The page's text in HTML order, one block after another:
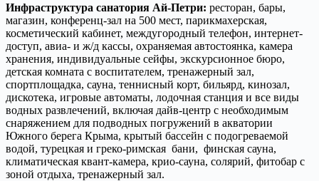
Инфраструктура санатория Ай-Петри: ресторан, бары,
магазин, конференц-зал на 500 мест, парикмахерская,
косметический кабинет, междугородный телефон, интернет-
доступ, авиа- и ж/д кассы, охраняемая автостоянка, камера
хранения, индивидуальные сейфы, экскурсионное бюро,
детская комната с воспитателем, тренажерный зал,
спортплощадка, сауна, теннисный корт, бильярд, кинозал,
дискотека, игровые автоматы, лодочная станция и все виды
водных развлечений, включая дайв-центр с необходимым
снаряжением для подводных погружений в акватории
Южного берега Крыма, крытый бассейн c подогреваемой
водой, турецкая и греко-римская бани, финская сауна,
климатическая квант-камера, крио-сауна, солярий, фитобар с
зоной отдыха, тренажерный зал.